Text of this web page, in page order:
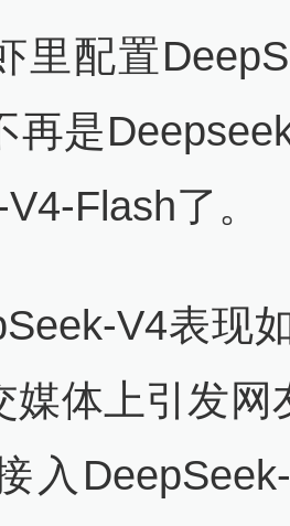
里配置
再是
Flash了。
V4表现
媒体上引发网
入